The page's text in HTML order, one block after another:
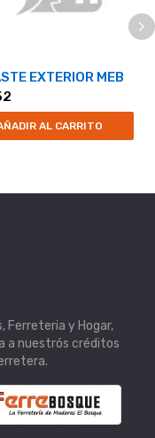
EXTERIOR MEB
AL CARRITO
Ferreteria y Hogar,
a nuestrós créditos